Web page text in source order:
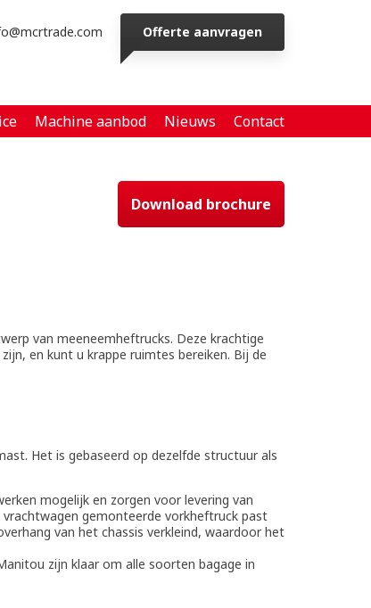
Offerte aanvragen
Machine aanbod Nieuws Contact
Download brochure
van meeneemheftrucks. Deze krachtige
en kunt u krappe ruimtes bereiken. Bij de
Het is gebaseerd op dezelfde structuur als
mogelijk en zorgen voor levering van
gemonteerde vorkheftruck past
van het chassis verkleind, waardoor het
zijn klaar om alle soorten bagage in